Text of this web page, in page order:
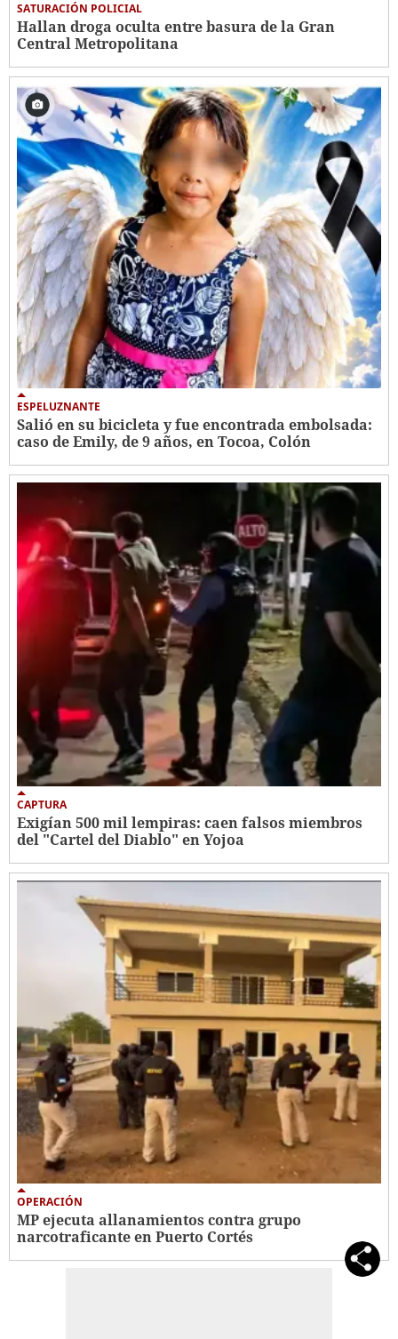
SATURACIÓN POLICIAL
Hallan droga oculta entre basura de la Gran
Central Metropolitana
ESPELUZNANTE
Salió en su bicicleta y fue encontrada embolsada:
caso de Emily, de 9 años, en Tocoa, Colón
CAPTURA
Exigían 500 mil lempiras: caen falsos miembros
del "Cartel del Diablo" en Yojoa
OPERACIÓN
MP ejecuta allanamientos contra grupo
narcotraficante en Puerto Cortés